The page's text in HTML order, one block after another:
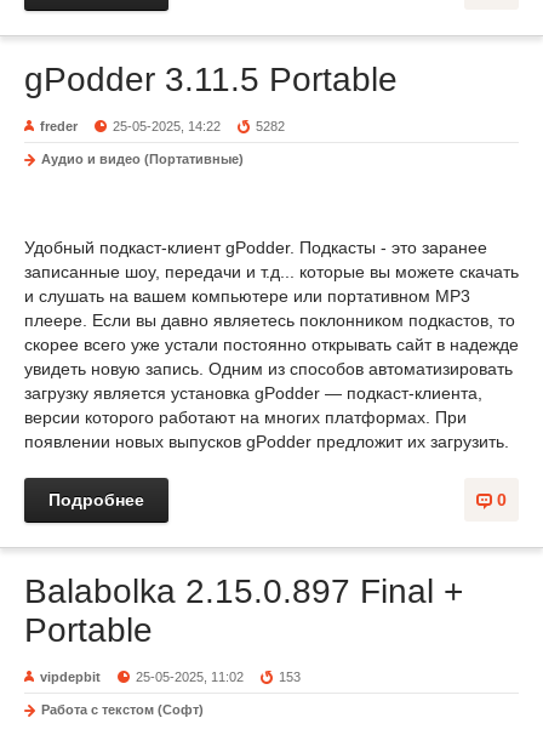
gPodder 3.11.5 Portable
freder 25-05-2025, 14:22 5282
Аудио и видео (Портативные)
Удобный подкаст-клиент gPodder. Подкасты - это заранее
записанные шоу, передачи и т.д... которые вы можете скачать
и слушать на вашем компьютере или портативном MP3
плеере. Если вы давно являетесь поклонником подкастов, то
скорее всего уже устали постоянно открывать сайт в надежде
увидеть новую запись. Одним из способов автоматизировать
загрузку является установка gPodder — подкаст-клиента,
версии которого работают на многих платформах. При
появлении новых выпусков gPodder предложит их загрузить.
0
Подробнее
Balabolka 2.15.0.897 Final +
Portable
vipdepbit 25-05-2025, 11:02 153
Работа с текстом (Софт)